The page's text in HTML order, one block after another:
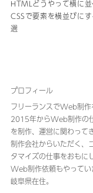
HTMLどうやって横に並
CSSで要素を横並びに
選
プロフィール
フリーランスでWeb制作
2015年からWeb制作の
を制作、運営に関わって
制作会社からいただく、
タマイズの仕事をおもに
Web制作依頼もやってい
岐阜県在住。